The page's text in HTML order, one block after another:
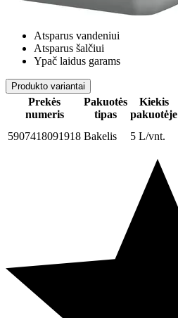
Atsparus vandeniui
Atsparus šalčiui
Ypač laidus garams
Produkto variantai
Prekės
numeris
Pakuotės
tipas
Kiekis
pakuotėje
5907418091918 Bakelis 5 L/vnt.